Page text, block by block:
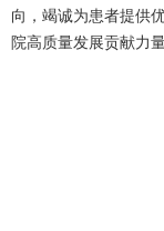
向，竭诚为患者提供
院高质量发展贡献力量